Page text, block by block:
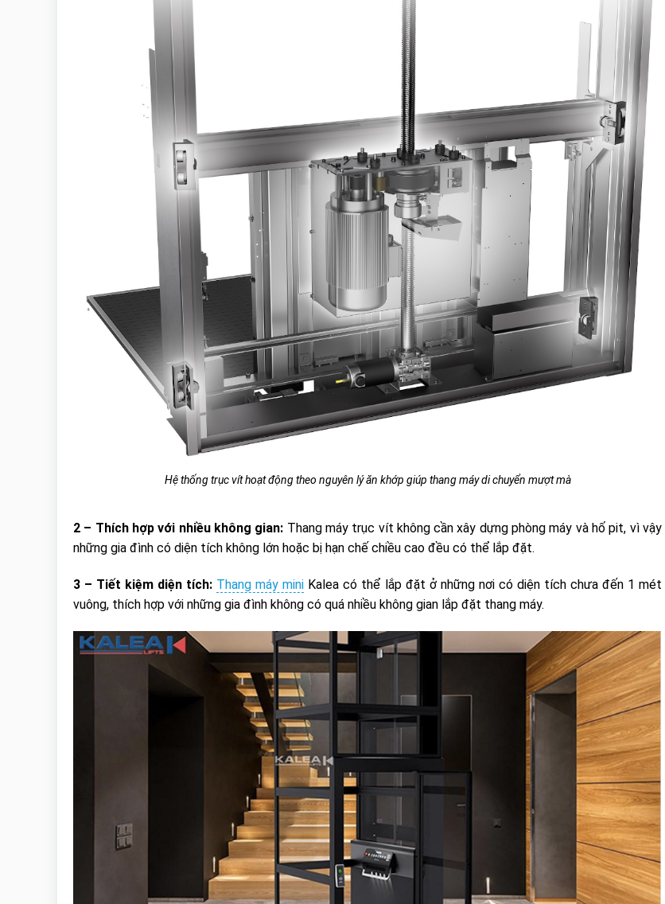
Hệ thống trục vít hoạt động theo nguyên lý ăn khớp giúp thang máy di chuyển mượt mà
2 – Thích hợp với nhiều không gian: Thang máy trục vít không cần xây dựng phòng máy và hố pit, vì vậy
những gia đình có diện tích không lớn hoặc bị hạn chế chiều cao đều có thể lắp đặt.
3 – Tiết kiệm diện tích: Thang máy mini Kalea có thể lắp đặt ở những nơi có diện tích chưa đến 1 mét
vuông, thích hợp với những gia đình không có quá nhiều không gian lắp đặt thang máy.